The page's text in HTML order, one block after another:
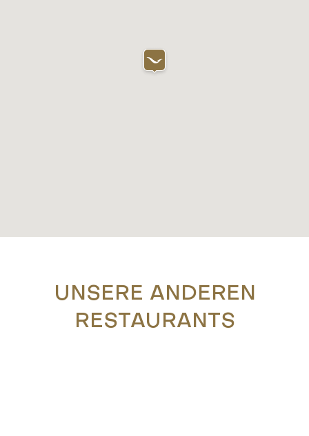
UNSERE ANDEREN
RESTAURANTS